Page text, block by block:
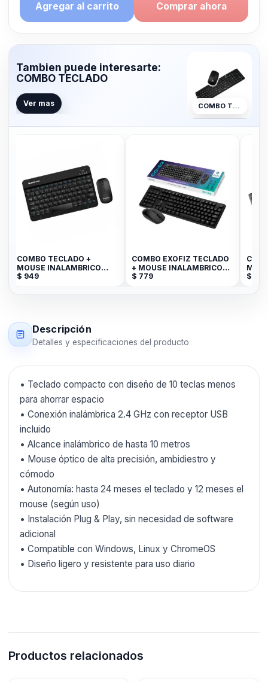
Agregar al carrito Comprar ahora
Tambien puede interesarte:
COMBO TECLADO
Ver mas COMBO TECLADO
COMBO TECLADO +
MOUSE INALAMBRICO
LEDSTAR LI-T01
949
COMBO EXOFIZ TECLADO
+ MOUSE INALAMBRICO
2.4GHz. CO-02
779
COMBO
MOUSE
GBT-
690
Descripción
Detalles y especificaciones del producto
• Teclado compacto con diseño de 10 teclas menos
para ahorrar espacio
• Conexión inalámbrica 2.4 GHz con receptor USB
incluido
• Alcance inalámbrico de hasta 10 metros
• Mouse óptico de alta precisión, ambidiestro y
cómodo
• Autonomía: hasta 24 meses el teclado y 12 meses el
mouse (según uso)
• Instalación Plug & Play, sin necesidad de software
adicional
• Compatible con Windows, Linux y ChromeOS
• Diseño ligero y resistente para uso diario
Productos relacionados